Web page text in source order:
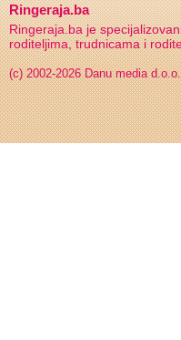
Ringeraja.ba
Ringeraja.ba je
roditeljima, trudnicama i
(c) 2002-2026 Danu media